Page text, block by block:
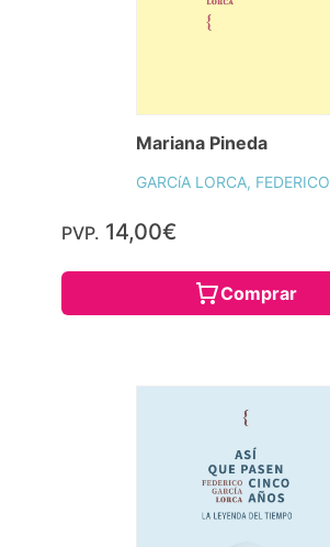
Mariana Pineda
GARCíA LORCA, FEDERICO
PVP. 14,00€
Comprar